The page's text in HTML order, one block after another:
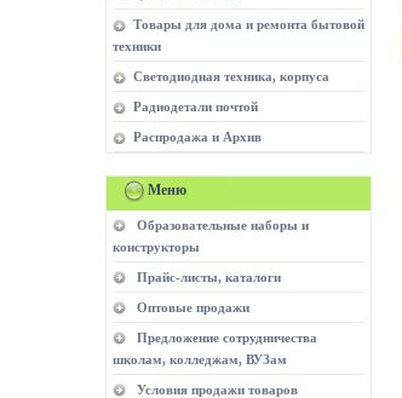
Товары для дома и ремонта бытовой
техники
Светодиодная техника, корпуса
Радиодетали почтой
Распродажа и Архив
Меню
Образовательные наборы и
конструкторы
Прайс-листы, каталоги
Оптовые продажи
Предложение сотрудничества
школам, колледжам, ВУЗам
Условия продажи товаров